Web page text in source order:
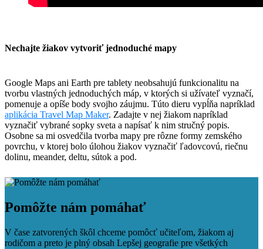
Nechajte žiakov vytvoriť jednoduché mapy
Google Maps ani Earth pre tablety neobsahujú funkcionalitu na
tvorbu vlastných jednoduchých máp, v ktorých si užívateľ vyznačí,
pomenuje a opíše body svojho záujmu. Túto dieru vypĺňa napríklad
aplikácia Travel Map Maker. Zadajte v nej žiakom napríklad
vyznačiť vybrané sopky sveta a napísať k nim stručný popis.
Osobne sa mi osvedčila tvorba mapy pre rôzne formy zemského
povrchu, v ktorej bolo úlohou žiakov vyznačiť ľadovcovú, riečnu
dolinu, meander, deltu, sútok a pod.
Facebook
Tweet
Linkedin
Pomôžte nám pomáhať
V čase zatvorených škôl chceme pomôcť učiteľom, žiakom aj
rodičom a preto je plný obsah Lepšej geografie pre všetkých